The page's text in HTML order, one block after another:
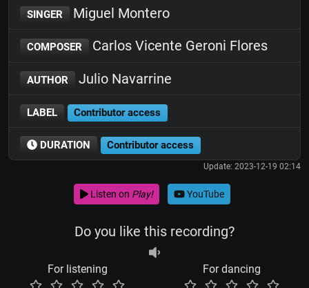
SINGER Miguel Montero
COMPOSER Carlos Vicente Geroni Flores
AUTHOR Julio Navarrine
LABEL Contributor access
DURATION Contributor access
Update: 2023-12-19 02:14
Listen on Play! YouTube
Do you like this recording?
For listening For dancing